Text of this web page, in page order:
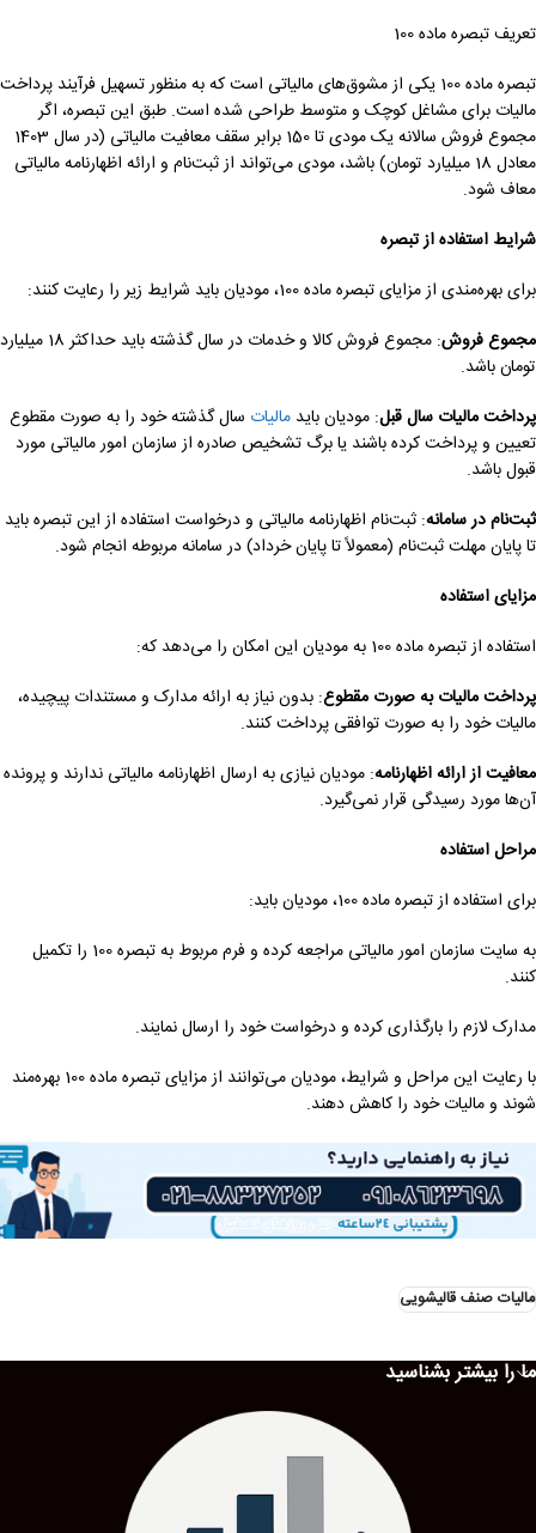
تعریف تبصره ماده 100
تبصره ماده 100 یکی از مشوق‌های مالیاتی است که به منظور تسهیل فرآیند پرداخت
مالیات برای مشاغل کوچک و متوسط طراحی شده است. طبق این تبصره، اگر
مجموع فروش سالانه یک مودی تا 150 برابر سقف معافیت مالیاتی (در سال 1403
معادل 18 میلیارد تومان) باشد، مودی می‌تواند از ثبت‌نام و ارائه اظهارنامه مالیاتی
معاف شود.
شرایط استفاده از تبصره
برای بهره‌مندی از مزایای تبصره ماده 100، مودیان باید شرایط زیر را رعایت کنند:
مجموع فروش
: مجموع فروش کالا و خدمات در سال گذشته باید حداکثر 18 میلیارد
تومان باشد.
پرداخت مالیات سال قبل: مودیان باید مالیات سال گذشته خود را به صورت مقطوع
تعیین و پرداخت کرده باشند یا برگ تشخیص صادره از سازمان امور مالیاتی مورد
قبول باشد.
ثبت‌نام در سامانه: ثبت‌نام اظهارنامه مالیاتی و درخواست استفاده از این تبصره باید
تا پایان مهلت ثبت‌نام (معمولاً تا پایان خرداد) در سامانه مربوطه انجام شود.
مزایای استفاده
استفاده از تبصره ماده 100 به مودیان این امکان را می‌دهد که:
پرداخت مالیات به صورت مقطوع: بدون نیاز به ارائه مدارک و مستندات پیچیده،
مالیات خود را به صورت توافقی پرداخت کنند.
معافیت از ارائه اظهارنامه: مودیان نیازی به ارسال اظهارنامه مالیاتی ندارند و پرونده
آن‌ها مورد رسیدگی قرار نمی‌گیرد.
مراحل استفاده
برای استفاده از تبصره ماده 100، مودیان باید:
به سایت سازمان امور مالیاتی مراجعه کرده و فرم مربوط به تبصره 100 را تکمیل
کنند.
مدارک لازم را بارگذاری کرده و درخواست خود را ارسال نمایند.
با رعایت این مراحل و شرایط، مودیان می‌توانند از مزایای تبصره ماده 100 بهره‌مند
شوند و مالیات خود را کاهش دهند.
مالیات صنف قالیشویی
ما را بیشتر بشناسید